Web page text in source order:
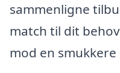
sammenligne
match til dit
mod en smukkere